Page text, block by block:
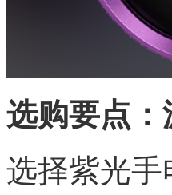
选购要点
选择紫光